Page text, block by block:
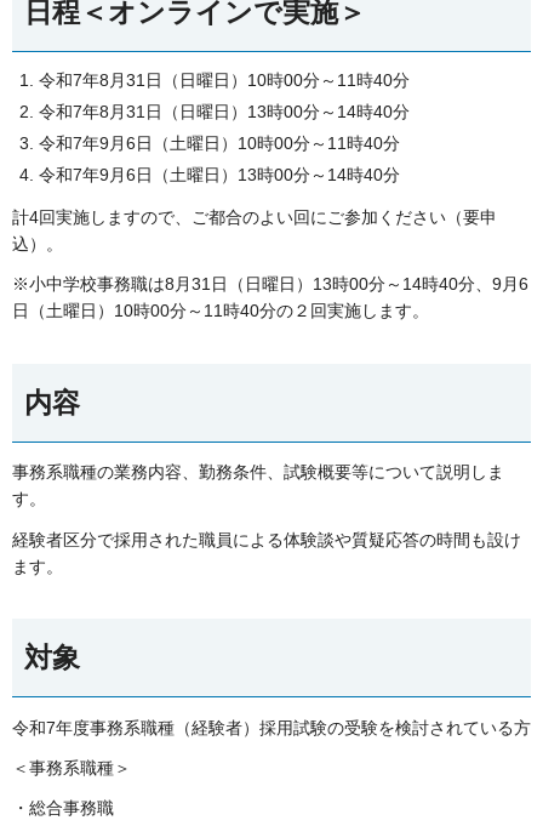
日程＜オンラインで実施＞
令和7年8月31日（日曜日）10時00分～11時40分
令和7年8月31日（日曜日）13時00分～14時40分
令和7年9月6日（土曜日）10時00分～11時40分
令和7年9月6日（土曜日）13時00分～14時40分
計4回実施しますので、ご都合のよい回にご参加ください（要申
込）。
※小中学校事務職は8月31日（日曜日）13時00分～14時40分、9月6
日（土曜日）10時00分～11時40分の２回実施します。
内容
事務系職種の業務内容、勤務条件、試験概要等について説明しま
す。
経験者区分で採用された職員による体験談や質疑応答の時間も設け
ます。
対象
令和7年度事務系職種（経験者）採用試験の受験を検討されている方
＜事務系職種＞
・総合事務職